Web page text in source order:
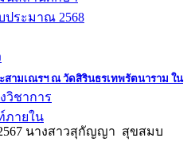
ประมาณ 2568
วิชาการ
ภายใน
ามเณรฯ ณ วัดสิรินธรเทพรัตนาราม ใน
นางสาวสุกัญญา สุขสมบ